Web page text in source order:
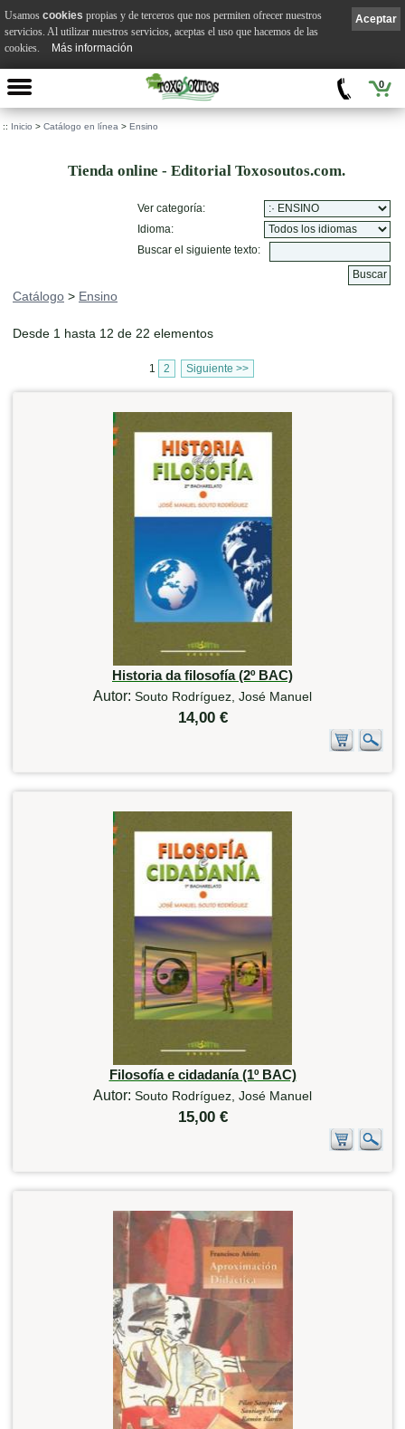
0
:: Inicio > Catálogo en línea > Ensino
Tienda online - Editorial Toxosoutos.com.
Ver categoría:
Idioma:
Buscar el siguiente texto:
Catálogo > Ensino
Desde 1 hasta 12 de 22 elementos
1 2 Siguiente >>
Historia da filosofía (2º BAC)
Autor: Souto Rodríguez, José Manuel
14,00 €
Filosofía e cidadanía (1º BAC)
Autor: Souto Rodríguez, José Manuel
15,00 €
Aceptar
Usamos cookies propias y de terceros que nos permiten ofrecer nuestros
servicios. Al utilizar nuestros servicios, aceptas el uso que hacemos de las
cookies.
Más información